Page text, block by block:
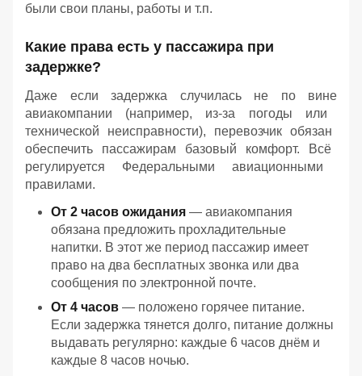
были свои планы, работы и т.п.
Какие права есть у пассажира при
задержке?
Даже если задержка случиласьне повине
авиакомпании (например, из‑за погоды или
технической неисправности), перевозчик обязан
обеспечить пассажирам базовый комфорт. Всё
регулируется Федеральными авиационными
правилами.
От 2 часов ожидания — авиакомпания
обязана предложить прохладительные
напитки. В этот же период пассажир имеет
право на два бесплатных звонка или два
сообщения по электронной почте.
От 4 часов — положено горячее питание.
Если задержка тянется долго, питание должны
выдавать регулярно: каждые 6 часов днём и
каждые 8 часов ночью.